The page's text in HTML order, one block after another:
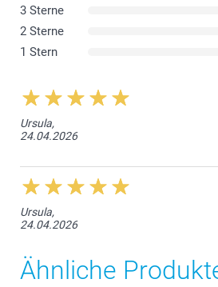
Weiss– mit Rooibos- und
Rosa
– dezent gefärbt mit
Pigmenten.
Blau
Inhaltsstoffen.
3 Sterne
2 Sterne
1 Stern
Ursula,
24.04.2026
Ursula,
24.04.2026
Ähnliche